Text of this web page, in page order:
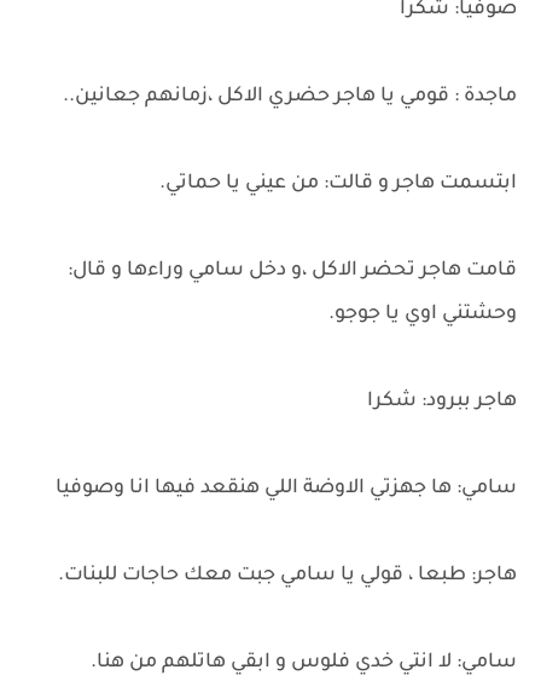
صوفيا: شكرا
ماجدة : قومي يا هاجر حضري الاكل ،زمانهم جعانين..
ابتسمت هاجر و قالت: من عيني يا حماتي.
قامت هاجر تحضر الاكل ،و دخل سامي وراءها و قال:
وحشتني اوي يا جوجو.
هاجر ببرود: شكرا
سامي: ها جهزتي الاوضة اللي هنقعد فيها انا وصوفيا
هاجر: طبعا ، قولي يا سامي جبت معك حاجات للبنات.
سامي: لا انتي خدي فلوس و ابقي هاتلهم من هنا.